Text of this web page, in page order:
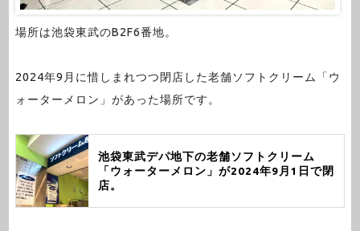
場所は池袋東武のB2F6番地。
2024年9月に惜しまれつつ閉店した老舗ソフトクリーム「ウ
ォーターメロン」があった場所です。
池袋東武デパ地下の老舗ソフトクリーム
「ウォーターメロン」が2024年9月1日で閉
店。